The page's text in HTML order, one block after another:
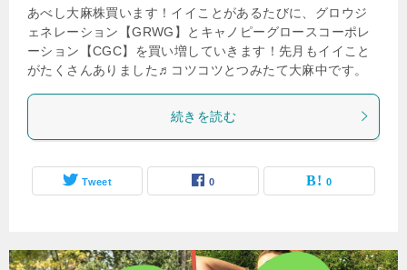
あべし大麻株買います！イイことがあるたびに、グロウジ
ェネレーション【GRWG】とキャノピーグロースコーポレ
ーション【CGC】を買い増していきます！先月もイイこと
がたくさんありました♬コツコツとつみたて大麻中です。
続きを読む
Tweet 0 0